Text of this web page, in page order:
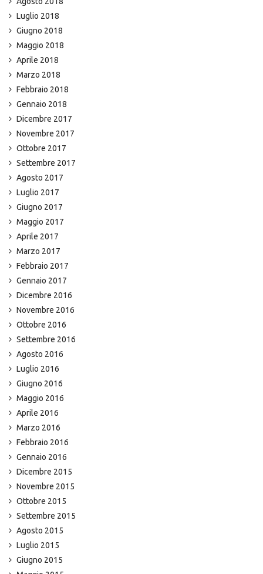
Luglio 2018
Giugno 2018
Maggio 2018
Aprile 2018
Marzo 2018
Febbraio 2018
Gennaio 2018
Dicembre 2017
Novembre 2017
Ottobre 2017
Settembre 2017
Agosto 2017
Luglio 2017
Giugno 2017
Maggio 2017
Aprile 2017
Marzo 2017
Febbraio 2017
Gennaio 2017
Dicembre 2016
Novembre 2016
Ottobre 2016
Settembre 2016
Agosto 2016
Luglio 2016
Giugno 2016
Maggio 2016
Aprile 2016
Marzo 2016
Febbraio 2016
Gennaio 2016
Dicembre 2015
Novembre 2015
Ottobre 2015
Settembre 2015
Agosto 2015
Luglio 2015
Giugno 2015